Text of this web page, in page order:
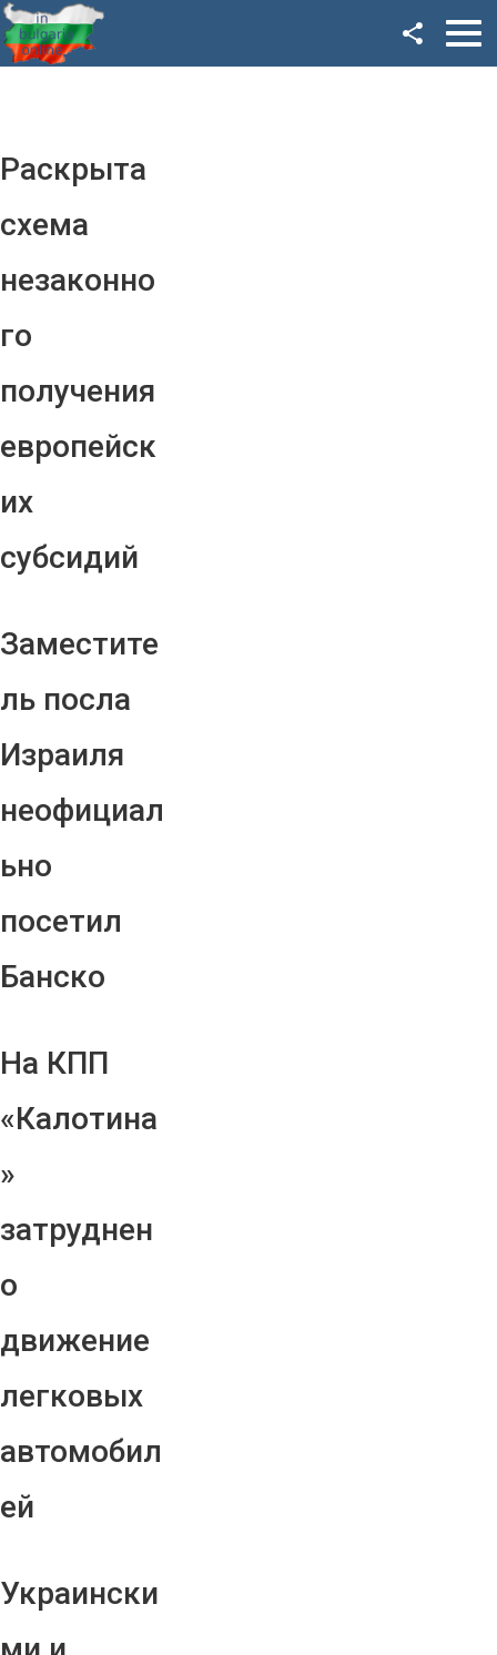
Раскрыта
схема
незаконно
го
получения
европейск
их
субсидий
Заместите
ль посла
Израиля
неофициал
ьно
посетил
Банско
На КПП
«Калотина
»
затруднен
о
движение
легковых
автомобил
ей
Украински